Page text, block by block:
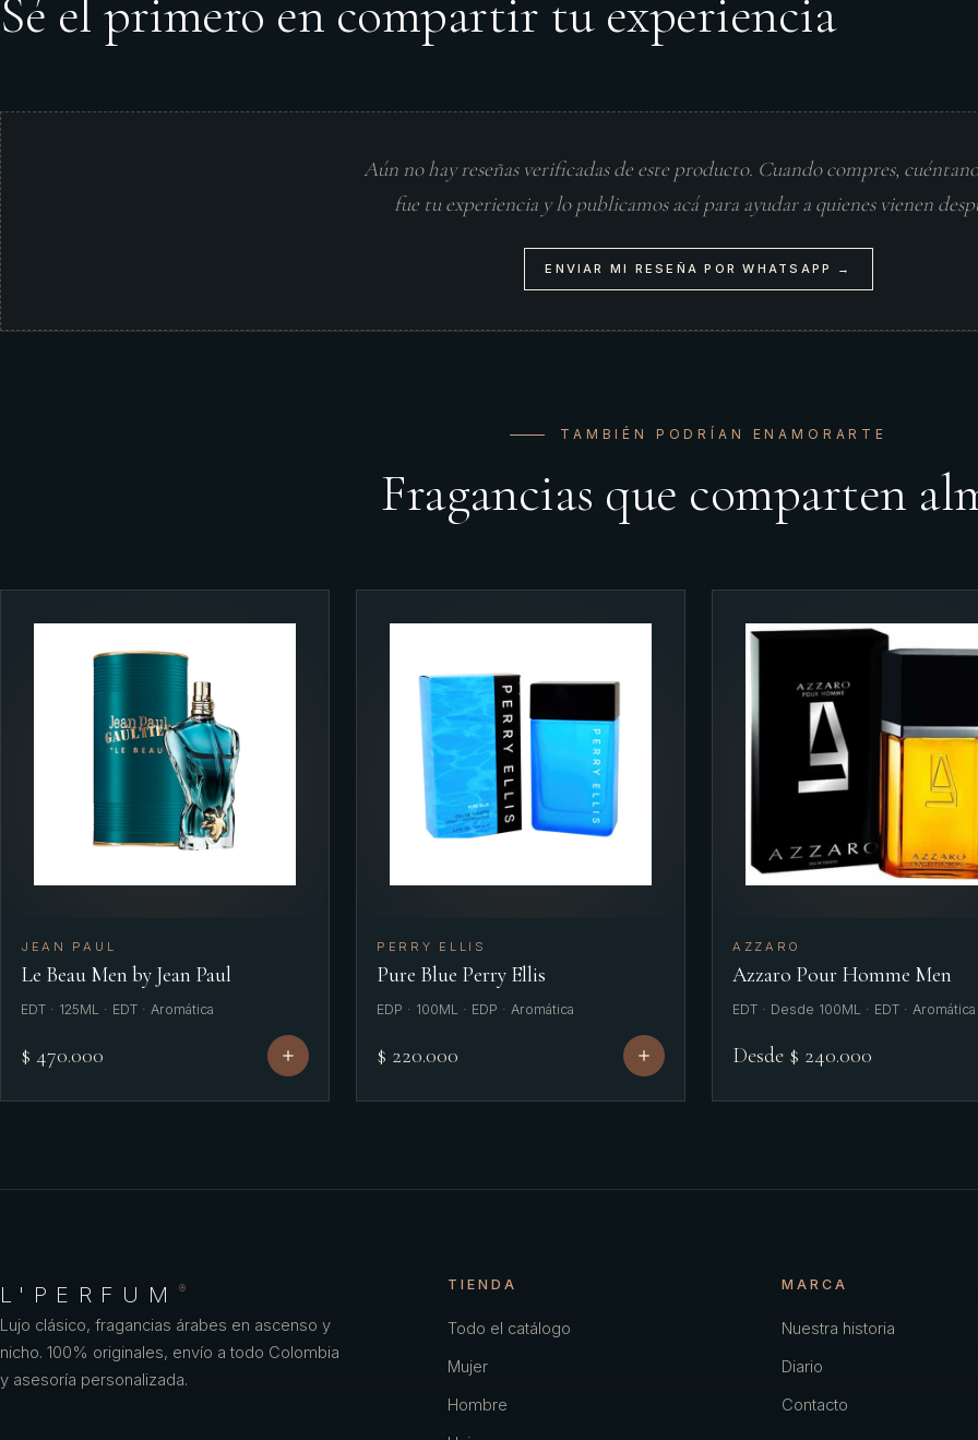
Sé el primero en compartir tu experiencia
Aún no hay reseñas verificadas de este producto. Cuando compres,
fue tu experiencia y lo publicamos acá para ayudar a quienes vienen
ENVIAR MI RESEÑA POR WHATSAPP →
TAMBIÉN PODRÍAN ENAMORARTE
Fragancias que comparten
JEAN PAUL
Le Beau Men by Jean Paul
EDT · 125ML · EDT · Aromática
$ 470.000
PERRY ELLIS
Pure Blue Perry Ellis
EDP · 100ML · EDP · Aromática
$ 220.000
AZZARO
Azzaro Pour Homme Men
EDT · Desde 100ML · EDT · Aromática
Desde $ 240.000
L'PERFUM ®
Lujo clásico, fragancias árabes en ascenso y
nicho. 100% originales, envío a todo Colombia
y asesoría personalizada.
TIENDA
Todo el catálogo
Mujer
Hombre
MARCA
Nuestra historia
Diario
Contacto